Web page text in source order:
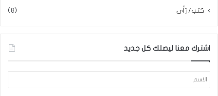
كتب/ رَأَى (8)
اشترك معنا ليصلك كل جديد